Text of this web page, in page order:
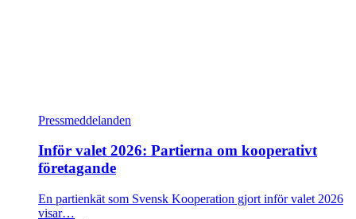
Pressmeddelanden
Inför valet 2026: Partierna om kooperativt
företagande
En partienkät som Svensk Kooperation gjort inför valet 2026
visar…